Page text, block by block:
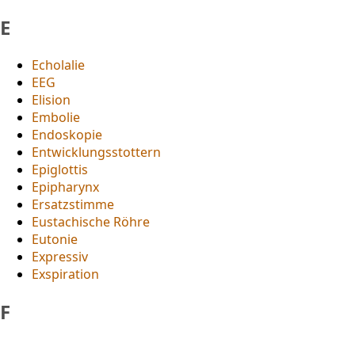
E
Echolalie
EEG
Elision
Embolie
Endoskopie
Entwicklungsstottern
Epiglottis
Epipharynx
Ersatzstimme
Eustachische Röhre
Eutonie
Expressiv
Exspiration
F